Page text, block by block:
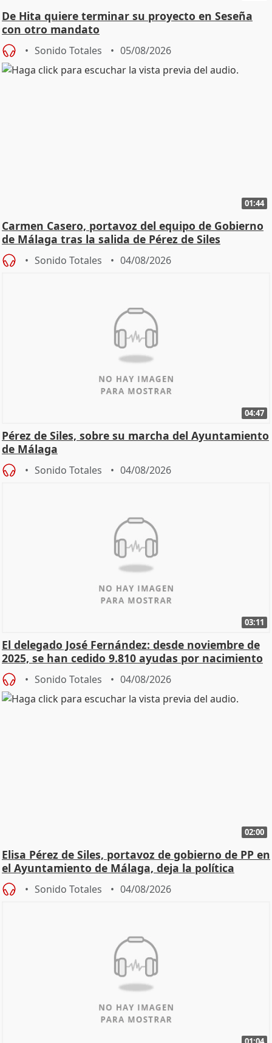
De Hita quiere terminar su proyecto en Seseña
con otro mandato
Sonido Totales 05/08/2026
01:44
Carmen Casero, portavoz del equipo de Gobierno
de Málaga tras la salida de Pérez de Siles
Sonido Totales 04/08/2026
04:47
Pérez de Siles, sobre su marcha del Ayuntamiento
de Málaga
Sonido Totales 04/08/2026
03:11
El delegado José Fernández: desde noviembre de
2025, se han cedido 9.810 ayudas por nacimiento
Sonido Totales 04/08/2026
02:00
Elisa Pérez de Siles, portavoz de gobierno de PP en
el Ayuntamiento de Málaga, deja la política
Sonido Totales 04/08/2026